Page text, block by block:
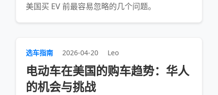
美国买 EV 前最容易忽略的几个问题。
选车指南 2026-04-20 Leo
电动车在美国的购车趋势：华人
的机会与挑战